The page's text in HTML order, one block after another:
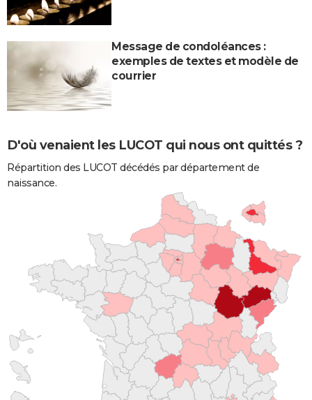
Message de condoléances :
exemples de textes et modèle de
courrier
D'où venaient les LUCOT qui nous ont quittés ?
Répartition des LUCOT décédés par département de
naissance.